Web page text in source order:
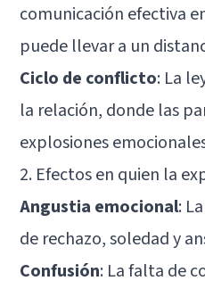
comunicación efectiva
puede llevar a un
Ciclo de conflicto: La
la relación, donde las
explosiones
2. Efectos en quien la
Angustia emocional:
de rechazo, soledad y
Confusión: La falta de